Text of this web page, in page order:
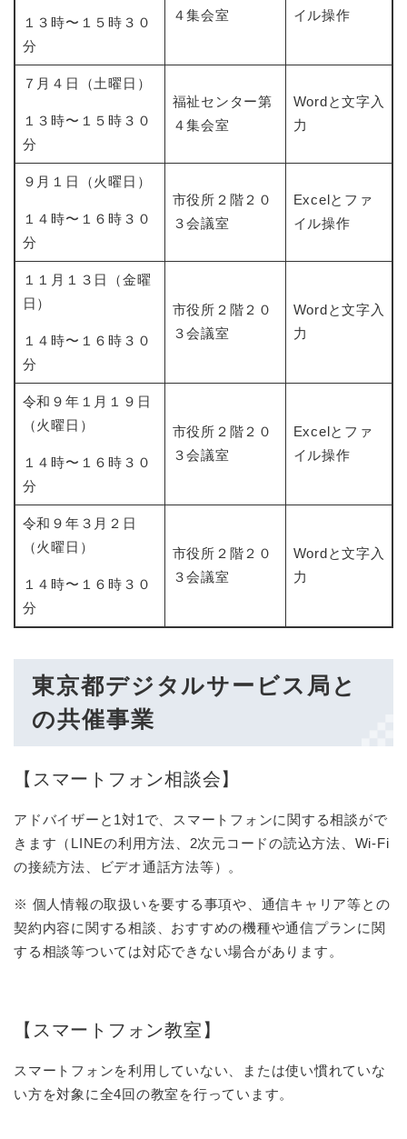
１３時〜１５時３０
分
４集会室 イル操作
７月４日（土曜日）
１３時〜１５時３０
分
福祉センター第
４集会室
Wordと文字入
力
９月１日（火曜日）
１４時〜１６時３０
分
市役所２階２０
３会議室
Excelとファ
イル操作
１１月１３日（金曜
日）
１４時〜１６時３０
分
市役所２階２０
３会議室
Wordと文字入
力
令和９年１月１９日
（火曜日）
１４時〜１６時３０
分
市役所２階２０
３会議室
Excelとファ
イル操作
令和９年３月２日
（火曜日）
１４時〜１６時３０
分
市役所２階２０
３会議室
Wordと文字入
力
東京都デジタルサービス局と
の共催事業
【スマートフォン相談会】
アドバイザーと1対1で、スマートフォンに関する相談がで
きます（LINEの利用方法、2次元コードの読込方法、Wi-Fi
の接続方法、ビデオ通話方法等）。
※ 個人情報の取扱いを要する事項や、通信キャリア等との
契約内容に関する相談、おすすめの機種や通信プランに関
する相談等ついては対応できない場合があります。
【スマートフォン教室】
スマートフォンを利用していない、または使い慣れていな
い方を対象に全4回の教室​ を行っています。